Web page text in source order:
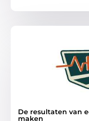
De resultaten van
maken